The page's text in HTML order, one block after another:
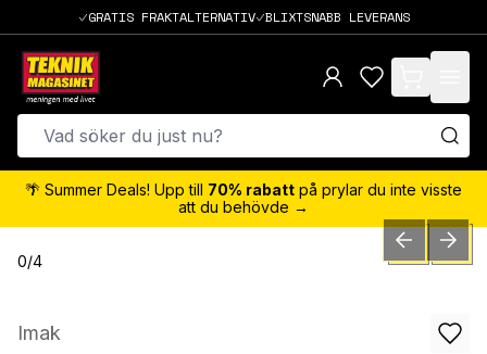
GRATIS FRAKTALTERNATIV BLIXTSNABB LEVERANS
items in cart,
🌴 Summer Deals! Upp till 70% rabatt på prylar du inte visste
att du behövde →
0/4 PREVIOUSNEXT
Imak